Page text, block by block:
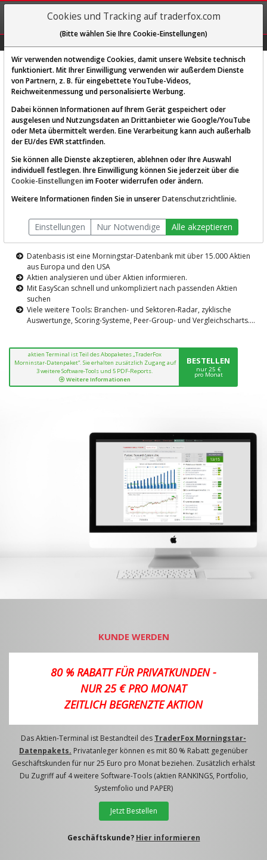
REGIS-
TRIEREN
Diese Funktion ist nur für
AKTIEN-TERMINAL
Die Aktienanalyse-Plattform von
TraderFox
Datenbasis ist eine Morningstar-Datenbank mit über 15.000 Aktien
aus Europa und den USA
Aktien analysieren und über Aktien informieren.
Mit EasyScan schnell und unkompliziert nach passenden Aktien
suchen
Viele weitere Tools: Branchen- und Sektoren-Radar, zyklische
Auswertunge, Scoring-Systeme, Peer-Group- und Vergleichscharts....
aktien Terminal ist Teil des Abopaketes „TraderFox
Morninstar-Datenpaket“. Sie erhalten zusätzlich Zugang auf
3 weitere Software-Tools und 5 PDF-Reports.
Weitere Informationen
BESTELLEN
nur 25 €
pro Monat
KUNDE WERDEN
80 % RABATT FÜR PRIVATKUNDEN -
NUR 25 € PRO MONAT
ZEITLICH BEGRENZTE AKTION
Das Aktien-Terminal ist Bestandteil des TraderFox Morningstar-
Datenpakets. Privatanleger können es mit 80 % Rabatt gegenüber
Geschäftskunden für nur 25 Euro pro Monat beziehen. Zusätzlich erhälst
Du Zugriff auf 4 weitere Software-Tools (aktien RANKINGS, Portfolio,
Systemfolio und PAPER)
Jetzt Bestellen
Geschäftskunde? Hier informieren
Cookies und Tracking auf traderfox.com
(Bitte wählen Sie Ihre Cookie-Einstellungen)
Wir verwenden notwendige Cookies, damit unsere Website technisch
funktioniert. Mit Ihrer Einwilligung verwenden wir außerdem Dienste
von Partnern, z. B. für eingebettete YouTube-Videos,
Reichweitenmessung und personalisierte Werbung.
Dabei können Informationen auf Ihrem Gerät gespeichert oder
ausgelesen und Nutzungsdaten an Drittanbieter wie Google/YouTube
oder Meta übermittelt werden. Eine Verarbeitung kann auch außerhalb
der EU/des EWR stattfinden.
Sie können alle Dienste akzeptieren, ablehnen oder Ihre Auswahl
individuell festlegen. Ihre Einwilligung können Sie jederzeit über die
Cookie-Einstellungen im Footer widerrufen oder ändern.
Weitere Informationen finden Sie in unsererDatenschutzrichtlinie.
Einstellungen Nur Notwendige Alle akzeptieren